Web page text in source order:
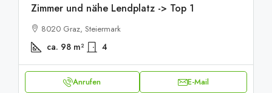
Zimmer und nähe Lendplatz -> Top 1
8020 Graz, Steiermark
ca. 98 m² 4
Anrufen E-Mail